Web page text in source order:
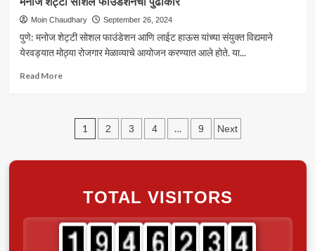
जुगार
अड्ड्यावर
पोलिसांची
धाड;
उड्या
Moin Chaudhary September 26, 2024
पुणे: मनोज शेट्टी सोशल फाउंडेशन आणि लाईट हाऊस यांच्या संयुक्त विद्यमाने
येरवड्यात मोठ्या रोजगार मेळाव्याचे आयोजन करण्यात आले होते. या...
Read MoreRead
येरवड्यात
रोजगार
नोकरीची
मनोज
शेट्टी
Posts
1 2 3 4 … 9 Next
TOTAL VISITORS